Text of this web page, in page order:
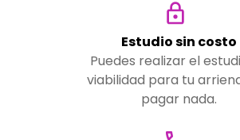
Estudio sin costo
Puedes realizar el
viabilidad para tu
pagar nada.